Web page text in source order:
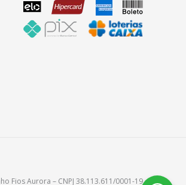
Fios Aurora – CNPJ 38.113.611/0001-19